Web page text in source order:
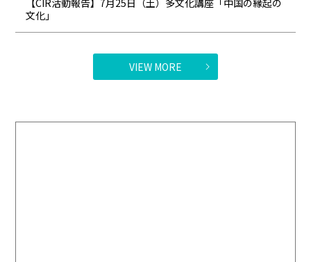
【CIR活動報告】7月25日（土）多文化講座「中国の縁起の
文化」
VIEW MORE